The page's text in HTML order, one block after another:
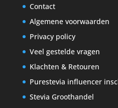
Contact
Algemene voorwaarden
Privacy policy
Veel gestelde vragen
Klachten & Retouren
Purestevia influencer
Stevia Groothandel